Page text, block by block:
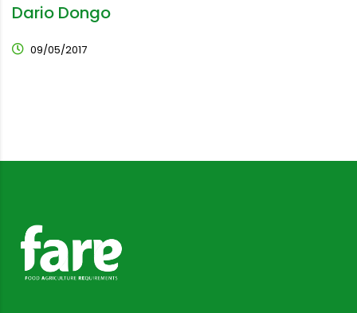
Dario Dongo
09/05/2017